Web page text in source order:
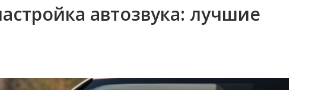
автозвука: лучшие